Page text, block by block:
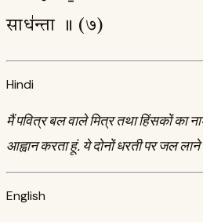
साध॑न्ता ॥ (७)
Hindi
मैं पवित्र बल वाले मित्र तथा हिंसकों का
आह्वान करता हूं. ये दोनों धरती पर जल
English